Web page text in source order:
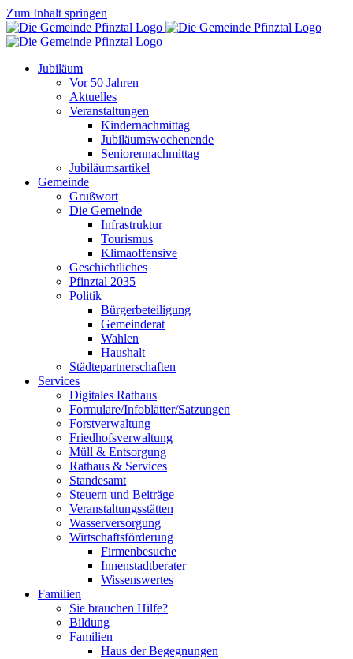
Zum Inhalt springen
Jubiläum
Vor 50 Jahren
Aktuelles
Veranstaltungen
Kindernachmittag
Jubiläumswochenende
Seniorennachmittag
Jubiläumsartikel
Gemeinde
Grußwort
Die Gemeinde
Infrastruktur
Tourismus
Klimaoffensive
Geschichtliches
Pfinztal 2035
Politik
Bürgerbeteiligung
Gemeinderat
Wahlen
Haushalt
Städtepartnerschaften
Services
Digitales Rathaus
Formulare/Infoblätter/Satzungen
Forstverwaltung
Friedhofsverwaltung
Müll & Entsorgung
Rathaus & Services
Standesamt
Steuern und Beiträge
Veranstaltungsstätten
Wasserversorgung
Wirtschaftsförderung
Firmenbesuche
Innenstadtberater
Wissenswertes
Familien
Sie brauchen Hilfe?
Bildung
Familien
Haus der Begegnungen